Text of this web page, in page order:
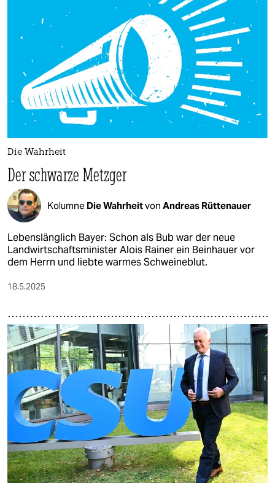
Die Wahrheit
Der schwarze Metzger
Kolumne Die Wahrheitvon Andreas Rüttenauer
Lebenslänglich Bayer: Schon als Bub war der neue
Landwirtschaftsminister Alois Rainer ein Beinhauer vor
dem Herrn und liebte warmes Schweineblut.
18.5.2025